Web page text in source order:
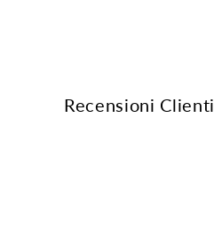
Recensioni Clienti